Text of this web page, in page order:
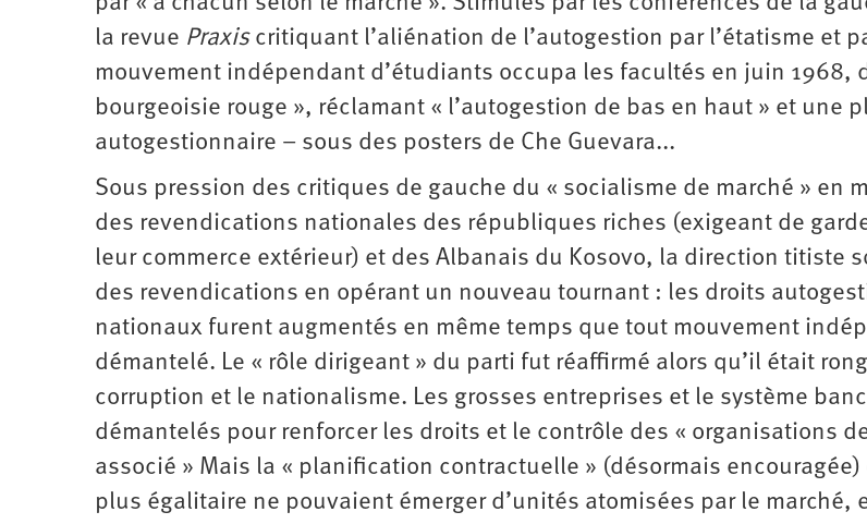
la revue Praxiscritiquant l’aliénation de l’autogestion par l’étatisme et
mouvement indépendant d’étudiants occupa les facultés en juin 1968,
bourgeoisie rouge », réclamant « l’autogestion de bas en haut » et une
autogestionnaire – sous des posters de Che Guevara...
Sous pression des critiques de gauche du « socialisme de marché » en
des revendications nationales des républiques riches (exigeant de
leur commerce extérieur) et des Albanais du Kosovo, la direction titiste
des revendications en opérant un nouveau tournant : les droits
nationaux furent augmentés en même temps que tout mouvement
démantelé. Le « rôle dirigeant » du parti fut réaffirmé alors qu’il était
corruption et le nationalisme. Les grosses entreprises et le système
démantelés pour renforcer les droits et le contrôle des « organisations
associé » Mais la « planification contractuelle » (désormais encouragée)
plus égalitaire ne pouvaient émerger d’unités atomisées par le marché,